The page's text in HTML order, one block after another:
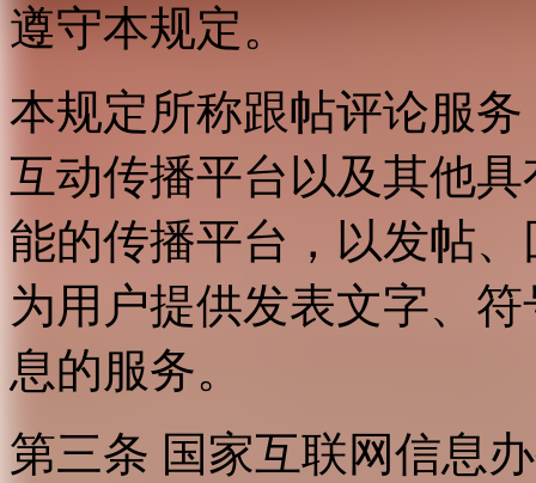
遵守本规定。
本规定所称跟帖评论服
互动传播平台以及其他
能的传播平台，以发帖
为用户提供发表文字、
息的服务。
第三条 国家互联网信息